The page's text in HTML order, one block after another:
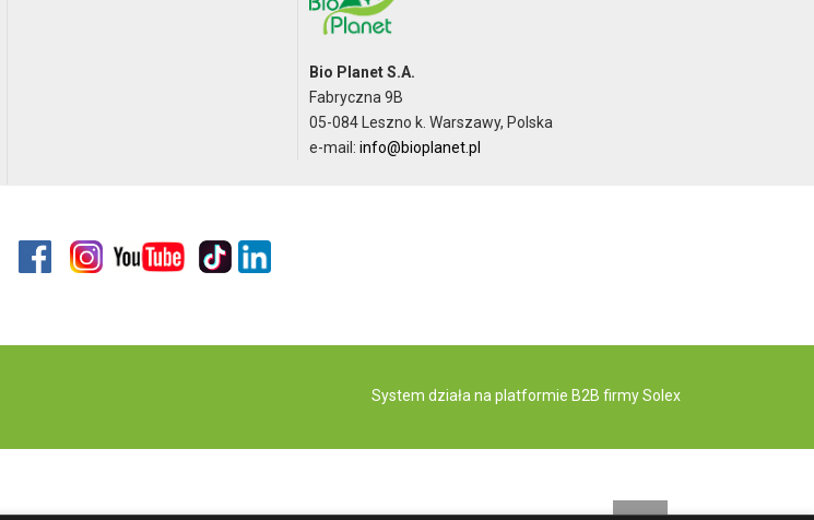
Bio Planet S.A.
Fabryczna 9B
05-084 Leszno k. Warszawy, Polska
e-mail:info@bioplanet.pl
System działa na platformie B2B firmy Solex